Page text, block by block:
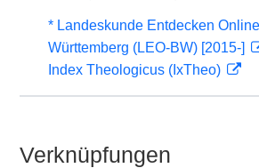
* Landeskunde Entdecken
Württemberg (LEO-BW) [2015-]
Index Theologicus (IxTheo)
Verknüpfungen